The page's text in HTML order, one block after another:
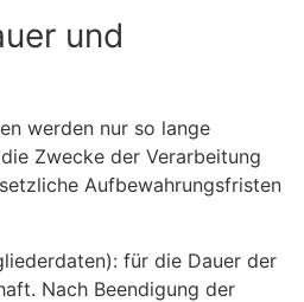
und
werden nur so lange
Zwecke der Verarbeitung
Aufbewahrungsfristen
für die Dauer der
Nach Beendigung der